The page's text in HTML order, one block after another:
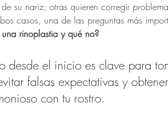
su nariz; otras quieren corregir
casos, una de las preguntas más
rinoplastia y qué no?
desde el inicio es clave para
falsas expectativas y
con tu rostro.